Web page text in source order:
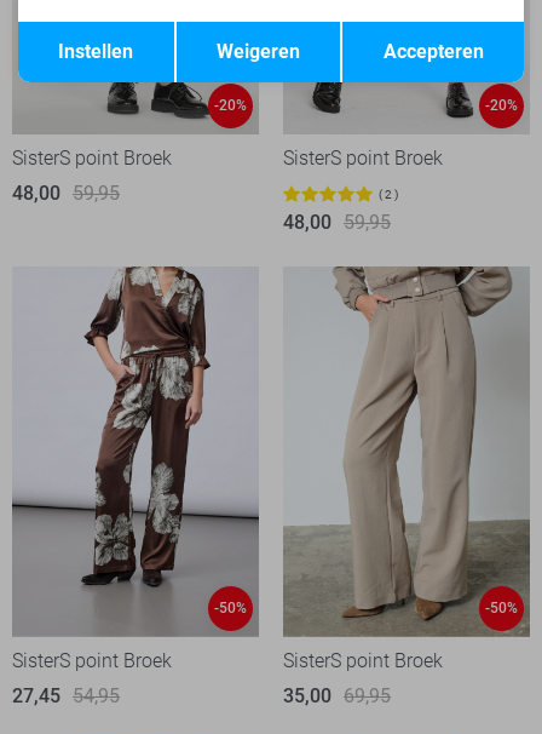
-20%
SisterS point Broek
48,00 59,95
-20%
SisterS point Broek
2
48,00 59,95
-50%
SisterS point Broek
27,45 54,95
-50%
SisterS point Broek
35,00 69,95
Terug Opslaan
Accepteren
Weigeren
Instellen